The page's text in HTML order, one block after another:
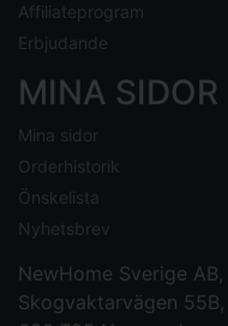
Affiliateprogram
Erbjudande
MINA SIDOR
Mina sidor
Orderhistorik
Önskelista
Nyhetsbrev
NewHome Sverige AB
Skogvaktarvägen